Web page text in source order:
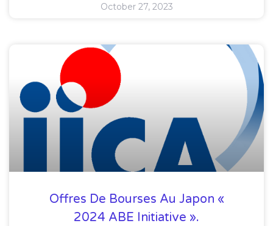
October 27, 2023
Offres De Bourses Au Japon «
2024 ABE Initiative ».